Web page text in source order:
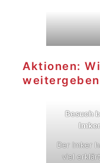
Aktionen:
Besuch
Imker
Der Imker
viel